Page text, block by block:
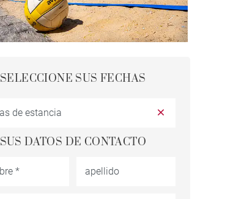
SELECCIONE SUS FECHAS
SUS DATOS DE CONTACTO